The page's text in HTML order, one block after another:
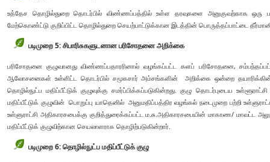
உத்தேச தொழில்துறை தொடர்பில் விண்ணப்பத்தில் உள்ள தரவுகளை அனுகுவற்காக
மேற்கொண்ட்டு குறிப்பிட்ட தொழில்துறை செயற்பாட்டுக்கான இடத்தின் பொருத்தப்பாட்டை
படிமுறை 5: சிபாரிசுகளுடனான பரிசோதனை அறிக்கை
பரிசோதனை குழுவானது விண்ணப்பதாரரினால் வழங்கப்பட்ட களப் பரிசோதனை,
ஆலோசனைகள் உள்ளிட்ட தொடர்பில் சமூகசார் அம்சங்களின் அறிக்கை ஒன்றை
தொழில்நுட்ப மதிப்பீட்டுக் குழுவுக்கு சமர்ப்பிக்கப்படுகின்றது. குழு தொடர்புடைய
மதிப்பீட்டுக் குழுவின் பொறுப்பு யாதெனில் அனுமதிப்பத்திர வழங்கல் நடைமுறை பற்றி
உள்ளுராட்சி அதிகாரசபைக்கு குறித்துரைக்கப்பட்ட ம.சு.அதிகாரசபையின் மாகாண/ மாவட்ட
மதிப்பீட்டுக் குழுவிற்கான செயலாளராக தொழிற்படுகின்றார்.
படிமுறை 6: தொழில்நுட்ப மதிப்பீட்டுக் குழு